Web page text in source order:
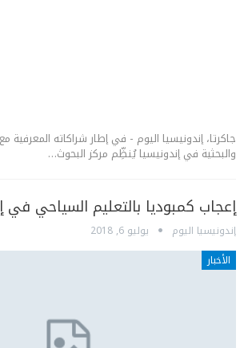
جاكرتا، إندونيسيا اليوم - في إطار شراكاته المعرفية
والبحثية في إندونيسيا يُنظِّم مركز البحوث…
إعجاب كمبوديا بالتعليم السياحي في
إندونيسيا اليوم يوليو 6, 2018
الأخبار